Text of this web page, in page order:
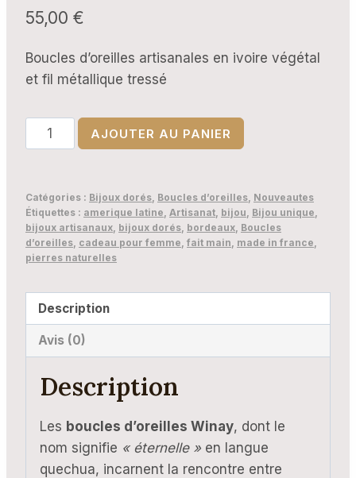
55,00 €
Boucles d’oreilles artisanales en ivoire végétal
et fil métallique tressé
quantité
de
d’oreilles
Winay
–
L’éternelle
ivoire
végétal
AJOUTER AU PANIER
Catégories : Bijoux dorés, Boucles d’oreilles, Nouveautes
Étiquettes : amerique latine, Artisanat, bijou, Bijou unique,
bijoux artisanaux, bijoux dorés, bordeaux, Boucles
d’oreilles, cadeau pour femme, fait main, made in france,
pierres naturelles
Description
Avis (0)
Description
Les boucles d’oreilles Winay, dont le
nom signifie « éternelle » en langue
quechua, incarnent la rencontre entre